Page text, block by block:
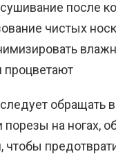
после
чистых
процветают
обращать
порезы на ногах,
чтобы